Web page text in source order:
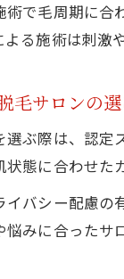
術で毛周期に
る施術は刺激
毛サロンの
ぶ際は、認定
態に合わせた
イバシー配慮
みに合ったサ